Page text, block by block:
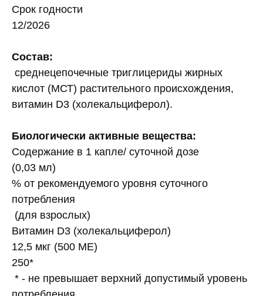
Срок годности
12/2026
Состав:
среднецепочечные триглицериды жирных
кислот (МСТ) растительного происхождения,
витамин D3 (холекальциферол).
Биологически активные вещества:
Содержание в 1 капле/ суточной дозе
(0,03 мл)
% от рекомендуемого уровня суточного
потребления
(для взрослых)
Витамин D3 (холекальциферол)
12,5 мкг (500 МЕ)
250*
* - не превышает верхний допустимый уровень